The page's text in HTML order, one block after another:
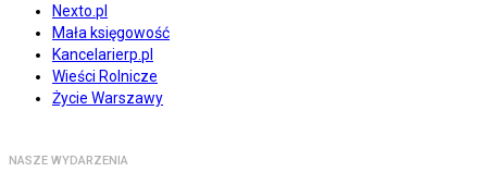
Nexto.pl
Mała księgowość
Kancelarierp.pl
Wieści Rolnicze
Życie Warszawy
NASZE WYDARZENIA